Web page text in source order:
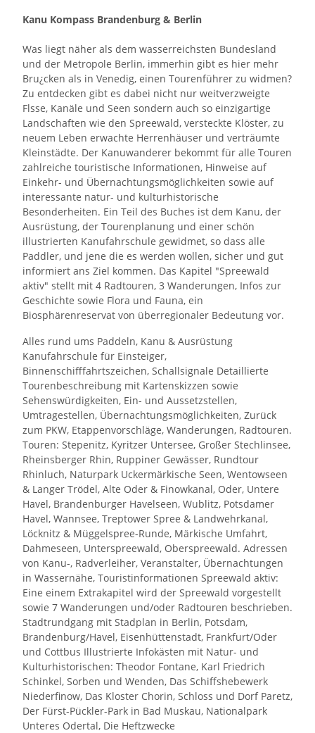
Kanu Kompass Brandenburg & Berlin
Was liegt näher als dem wasserreichsten Bundesland
und der Metropole Berlin, immerhin gibt es hier mehr
Bru¿cken als in Venedig, einen Tourenführer zu widmen?
Zu entdecken gibt es dabei nicht nur weitverzweigte
Flsse, Kanäle und Seen sondern auch so einzigartige
Landschaften wie den Spreewald, versteckte Klöster, zu
neuem Leben erwachte Herrenhäuser und verträumte
Kleinstädte. Der Kanuwanderer bekommt für alle Touren
zahlreiche touristische Informationen, Hinweise auf
Einkehr- und Übernachtungsmöglichkeiten sowie auf
interessante natur- und kulturhistorische
Besonderheiten. Ein Teil des Buches ist dem Kanu, der
Ausrüstung, der Tourenplanung und einer schön
illustrierten Kanufahrschule gewidmet, so dass alle
Paddler, und jene die es werden wollen, sicher und gut
informiert ans Ziel kommen. Das Kapitel "Spreewald
aktiv" stellt mit 4 Radtouren, 3 Wanderungen, Infos zur
Geschichte sowie Flora und Fauna, ein
Biosphärenreservat von überregionaler Bedeutung vor.
Alles rund ums Paddeln, Kanu & Ausrüstung
Kanufahrschule für Einsteiger,
Binnenschifffahrtszeichen, Schallsignale Detaillierte
Tourenbeschreibung mit Kartenskizzen sowie
Sehenswürdigkeiten, Ein- und Aussetzstellen,
Umtragestellen, Übernachtungsmöglichkeiten, Zurück
zum PKW, Etappenvorschläge, Wanderungen, Radtouren.
Touren: Stepenitz, Kyritzer Untersee, Großer Stechlinsee,
Rheinsberger Rhin, Ruppiner Gewässer, Rundtour
Rhinluch, Naturpark Uckermärkische Seen, Wentowseen
& Langer Trödel, Alte Oder & Finowkanal, Oder, Untere
Havel, Brandenburger Havelseen, Wublitz, Potsdamer
Havel, Wannsee, Treptower Spree & Landwehrkanal,
Löcknitz & Müggelspree-Runde, Märkische Umfahrt,
Dahmeseen, Unterspreewald, Oberspreewald. Adressen
von Kanu-, Radverleiher, Veranstalter, Übernachtungen
in Wassernähe, Touristinformationen Spreewald aktiv:
Eine einem Extrakapitel wird der Spreewald vorgestellt
sowie 7 Wanderungen und/oder Radtouren beschrieben.
Stadtrundgang mit Stadplan in Berlin, Potsdam,
Brandenburg/Havel, Eisenhüttenstadt, Frankfurt/Oder
und Cottbus Illustrierte Infokästen mit Natur- und
Kulturhistorischen: Theodor Fontane, Karl Friedrich
Schinkel, Sorben und Wenden, Das Schiffshebewerk
Niederfinow, Das Kloster Chorin, Schloss und Dorf Paretz,
Der Fürst-Pückler-Park in Bad Muskau, Nationalpark
Unteres Odertal, Die Heftzwecke